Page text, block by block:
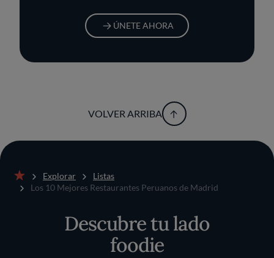
ÚNETE AHORA
VOLVER ARRIBA
Inicio
Explorar
Listas
Los 10 Mejores Restaurantes Peruanos de Madrid
Descubre tu lado
foodie